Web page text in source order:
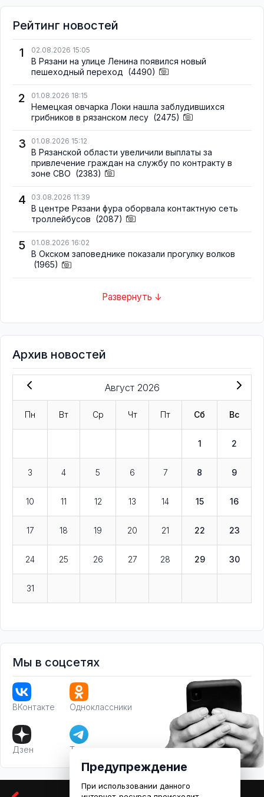
Рейтинг новостей
1
02.08.2026 15:05
В Рязани на улице Ленина появился новый
пешеходный переход (4490)
2 01.08.2026 18:15
Немецкая овчарка Локи нашла заблудившихся
грибников в рязанском лесу (2475)
3 01.08.2026 15:12
В Рязанской области увеличили выплаты за
привлечение граждан на службу по контракту в
зоне СВО (2383)
4 03.08.2026 11:39
В центре Рязани фура оборвала контактную сеть
троллейбусов (2087)
5 01.08.2026 16:02
В Окском заповеднике показали прогулку волков
(1965)
Развернуть ↓
Архив новостей
Август 2026
Пн Вт Ср Чт Пт Сб Вс
1 2
3 4 5 6 7 8 9
10 11 12 13 14 15 16
17 18 19 20 21 22 23
24 25 26 27 28 29 30
31
Мы в соцсетях
ВКонтакте Одноклассники
Дзен Телеграм
Предупреждение
При использовании данного